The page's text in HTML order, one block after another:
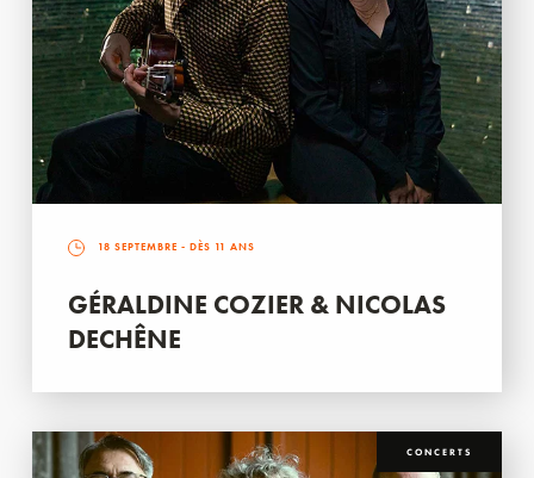
18 SEPTEMBRE - DÈS 11 ANS
GÉRALDINE COZIER & NICOLAS
DECHÊNE
CONCERTS